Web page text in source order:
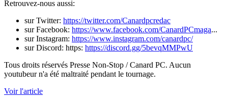
Retrouvez-nous aussi:
sur Twitter: https://twitter.com/Canardpcredac
sur Facebook: https://www.facebook.com/CanardPCmaga...
sur Instagram: https://www.instagram.com/canardpc/
sur Discord: https: https://discord.gg/5bevqMMPwU
Tous droits réservés Presse Non-Stop / Canard PC. Aucun
youtubeur n'a été maltraité pendant le tournage.
Voir l'article